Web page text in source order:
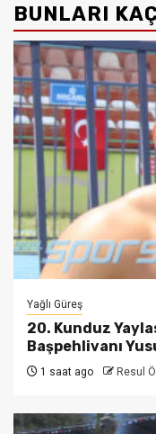
BUNLARI
Yağlı Güreş
20. Kunduz
Başpehlivanı
1 saat ago Resul